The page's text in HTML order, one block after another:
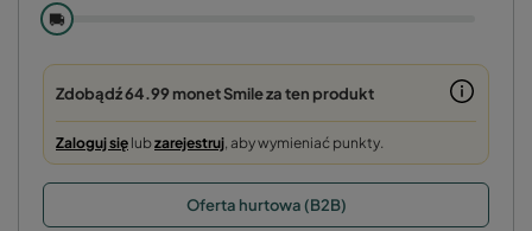
🚚
Zdobądź64.99 monetSmile za ten produkt
Zaloguj się lubzarejestruj, aby wymieniać punkty.
Oferta hurtowa (B2B)